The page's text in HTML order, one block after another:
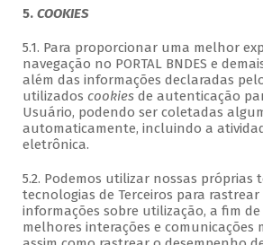
5. COOKIES
5.1. Para proporcionar uma melhor
navegação no PORTAL BNDES e
além das informações declaradas
utilizados cookies de autenticação
Usuário, podendo ser coletadas
automaticamente, incluindo a
eletrônica.
5.2. Podemos utilizar nossas próprias
tecnologias de Terceiros para
informações sobre utilização, a fim
melhores interações e comunicações